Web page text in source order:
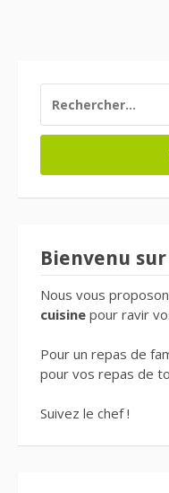
Bienvenu
Nous vous
cuisine pour ravir
Pour un repas de
pour vos repas de
Suivez le chef !